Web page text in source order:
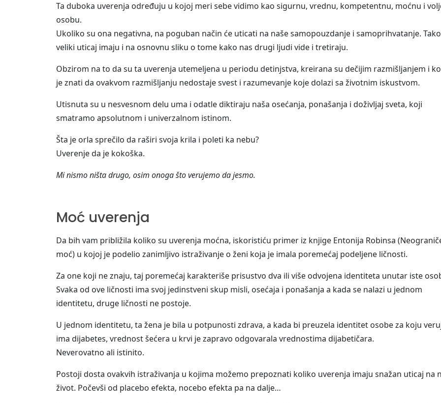
Ta duboka uverenja određuju u kojoj meri sebe vidimo kao sigurnu, vrednu, kompetentnu, moćnu i
osobu.
Ukoliko su ona negativna, na poguban način će uticati na naše samopouzdanje i samoprihvatanje.
veliki uticaj imaju i na osnovnu sliku o tome kako nas drugi ljudi vide i tretiraju.
Obzirom na to da su ta uverenja utemeljena u periodu detinjstva, kreirana su dečijim razmišljanjem i
je znati da ovakvom razmišljanju nedostaje svest i razumevanje koje dolazi sa životnim iskustvom.
Utisnuta su u nesvesnom delu uma i odatle diktiraju naša osećanja, ponašanja i doživljaj sveta, koji
smatramo apsolutnom i univerzalnom istinom.
Šta je orla sprečilo da raširi svoja krila i poleti ka nebu?
Uverenje da je kokoška.
Mi nismo ništa drugo, osim onoga što verujemo da jesmo.
Moć uverenja
Da bih vam približila koliko su uverenja moćna, iskoristiću primer iz knjige Entonija Robinsa
moć) u kojoj je podelio zanimljivo istraživanje o ženi koja je imala poremećaj podeljene ličnosti.
Za one koji ne znaju, taj poremećaj karakteriše prisustvo dva ili više odvojena identiteta unutar iste
Svaka od ove ličnosti ima svoj jedinstveni skup misli, osećaja i ponašanja a kada se nalazi u jednom
identitetu, druge ličnosti ne postoje.
U jednom identitetu, ta žena je bila u potpunosti zdrava, a kada bi preuzela identitet osobe za koju
ima dijabetes, vrednost šećera u krvi je zapravo odgovarala vrednostima dijabetičara.
Neverovatno ali istinito.
Postoji dosta ovakvih istraživanja u kojima možemo prepoznati koliko uverenja imaju snažan uticaj na
život. Počevši od placebo efekta, nocebo efekta pa na dalje…